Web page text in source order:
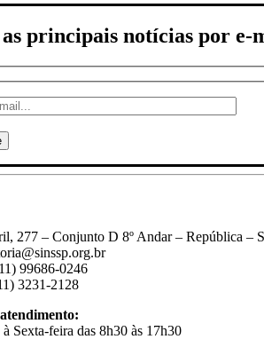
as principais notícias por e-
277 – Conjunto D 8º Andar – República –
99686-0246
3231-2128
Sexta-feira das 8h30 às 17h30